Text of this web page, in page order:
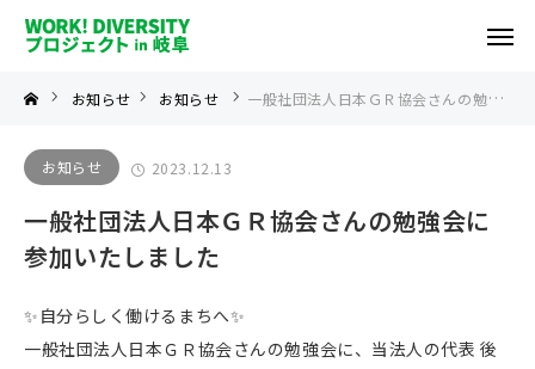
お知らせ お知らせ 一般社団法人日本ＧＲ協会さんの勉強会に参加いたしました
お知らせ 2023.12.13
一般社団法人日本ＧＲ協会さんの勉強会に
参加いたしました
✨自分らしく働けるまちへ✨
一般社団法人日本ＧＲ協会さんの勉強会に、当法人の代表 後